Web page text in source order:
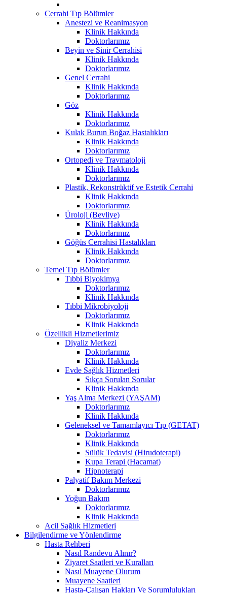
Cerrahi Tıp Bölümler
Anestezi ve Reanimasyon
Klinik Hakkında
Doktorlarımız
Beyin ve Sinir Cerrahisi
Klinik Hakkında
Doktorlarımız
Genel Cerrahi
Klinik Hakkında
Doktorlarımız
Göz
Klinik Hakkında
Doktorlarımız
Kulak Burun Boğaz Hastalıkları
Klinik Hakkında
Doktorlarımız
Ortopedi ve Travmatoloji
Klinik Hakkında
Doktorlarımız
Plastik, Rekonstrüktif ve Estetik Cerrahi
Klinik Hakkında
Doktorlarımız
Üroloji (Bevliye)
Klinik Hakkında
Doktorlarımız
Göğüs Cerrahisi Hastalıkları
Klinik Hakkında
Doktorlarımız
Temel Tıp Bölümler
Tıbbi Biyokimya
Doktorlarımız
Klinik Hakkında
Tıbbi Mikrobiyoloji
Doktorlarımız
Klinik Hakkında
Özellikli Hizmetlerimiz
Diyaliz Merkezi
Doktorlarımız
Klinik Hakkında
Evde Sağlık Hizmetleri
Sıkça Sorulan Sorular
Klinik Hakkında
Yaş Alma Merkezi (YAŞAM)
Doktorlarımız
Klinik Hakkında
Geleneksel ve Tamamlayıcı Tıp (GETAT)
Doktorlarımız
Klinik Hakkında
Sülük Tedavisi (Hirudoterapi)
Kupa Terapi (Hacamat)
Hipnoterapi
Palyatif Bakım Merkezi
Doktorlarımız
Yoğun Bakım
Doktorlarımız
Klinik Hakkında
Acil Sağlık Hizmetleri
Bilgilendirme ve Yönlendirme
Hasta Rehberi
Nasıl Randevu Alınır?
Ziyaret Saatleri ve Kuralları
Nasıl Muayene Olurum
Muayene Saatleri
Hasta-Çalışan Hakları Ve Sorumlulukları